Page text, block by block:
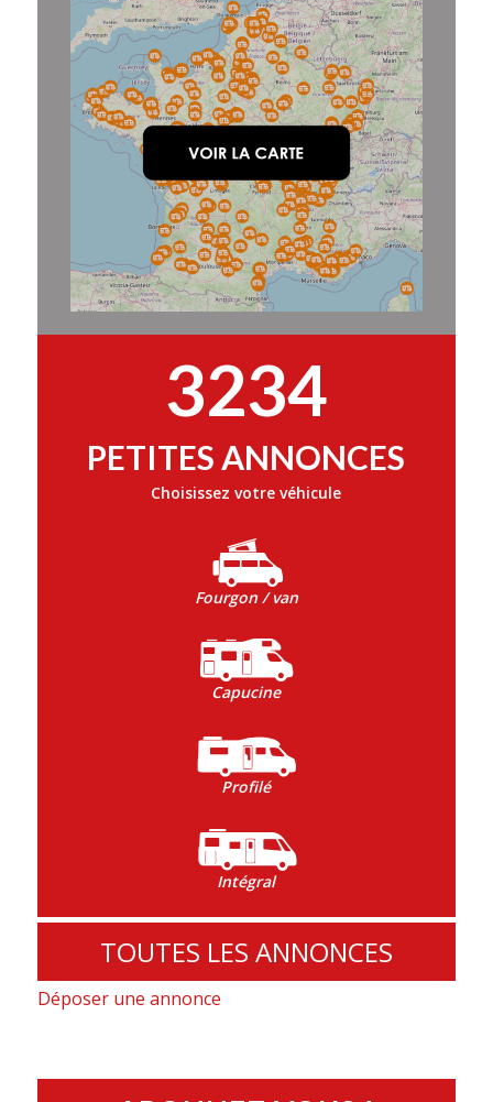
3234
PETITES ANNONCES
Choisissez votre véhicule
Fourgon / van
Capucine
Profilé
Intégral
TOUTES LES ANNONCES
Déposer une annonce